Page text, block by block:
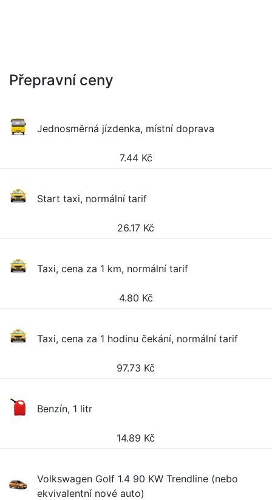
Přepravní ceny
Jednosměrná jízdenka, místní doprava
7.44 Kč
Start taxi, normální tarif
26.17 Kč
Taxi, cena za 1 km, normální tarif
4.80 Kč
Taxi, cena za 1 hodinu čekání, normální tarif
97.73 Kč
Benzín, 1 litr
14.89 Kč
Volkswagen Golf 1.4 90 KW Trendline (nebo
ekvivalentní nové auto)